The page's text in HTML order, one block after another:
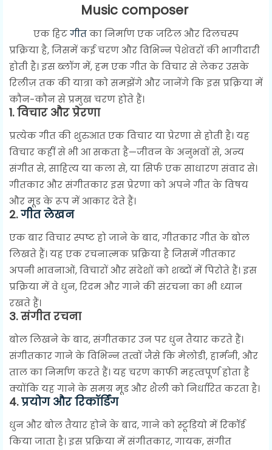
Music composer
एक हिटगीतका निर्माण एक जटिल और दिलचस्प
प्रक्रिया है, जिसमें कई चरण और विभिन्न पेशेवरों की भागीदारी
होती है। इस ब्लॉग में, हम एक गीत के विचार से लेकर उसके
रिलीज़ तक की यात्रा को समझेंगे और जानेंगे कि इस प्रक्रिया में
कौन-कौन से प्रमुख चरण होते हैं।
1.विचार और प्रेरणा
प्रत्येक गीत की शुरुआत एक विचार या प्रेरणा से होती है। यह
विचार कहीं से भी आ सकता है—जीवन के अनुभवों से, अन्य
संगीत से, साहित्य या कला से, या सिर्फ एक साधारण संवाद से।
गीतकार और संगीतकार इस प्रेरणा को अपने गीत के विषय
और मूड के रूप में आकार देते हैं।
2.गीत लेखन
एक बार विचार स्पष्ट हो जाने के बाद, गीतकार गीत के बोल
लिखते हैं। यह एक रचनात्मक प्रक्रिया है जिसमें गीतकार
अपनी भावनाओं, विचारों और संदेशों को शब्दों में पिरोते हैं। इस
प्रक्रिया में वे धुन, रिदम और गाने की संरचना का भी ध्यान
रखते हैं।
3.संगीत रचना
बोल लिखने के बाद, संगीतकार उन पर धुन तैयार करते हैं।
संगीतकार गाने के विभिन्न तत्वों जैसे कि मेलोडी, हार्मनी, और
ताल का निर्माण करते हैं। यह चरण काफी महत्वपूर्ण होता है
क्योंकि यह गाने के समग्र मूड और शैली को निर्धारित करता है।
4.प्रयोग और रिकॉर्डिंग
धुन और बोल तैयार होने के बाद, गाने को स्टूडियो में रिकॉर्ड
किया जाता है। इस प्रक्रिया में संगीतकार, गायक, संगीत